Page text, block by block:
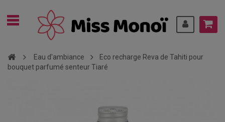
Eau d'ambiance
Eco recharge Reva de Tahiti pour
bouquet parfumé senteur Tiaré